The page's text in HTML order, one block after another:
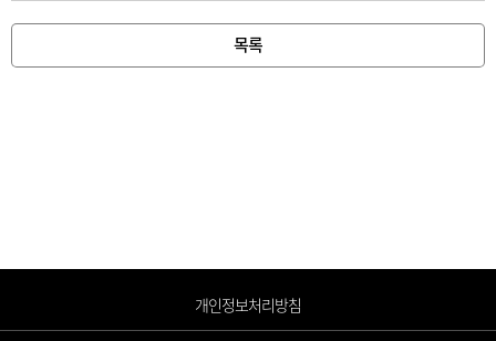
목록
개인정보처리방침